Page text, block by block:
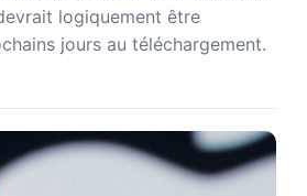
logiquement être
jours au téléchargement.